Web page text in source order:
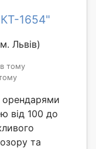
1654"
Львів)
тому
від 100 до
та